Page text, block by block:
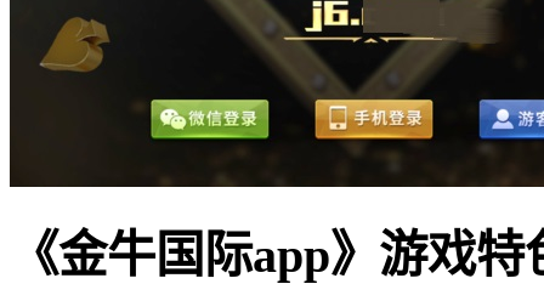
《金牛国际app》游戏特